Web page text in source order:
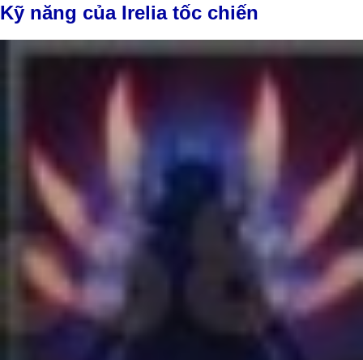
Kỹ năng của Irelia tốc chiến